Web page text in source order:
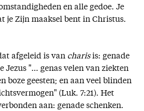
en alle gedoe. Je
je Zijn maaksel bent in Christus.
afgeleid is van charisis: genade
Jezus "… genas velen van ziekten
boze geesten; en aan veel blinden
(Luk. 7:21). Het
aan: genade schenken.